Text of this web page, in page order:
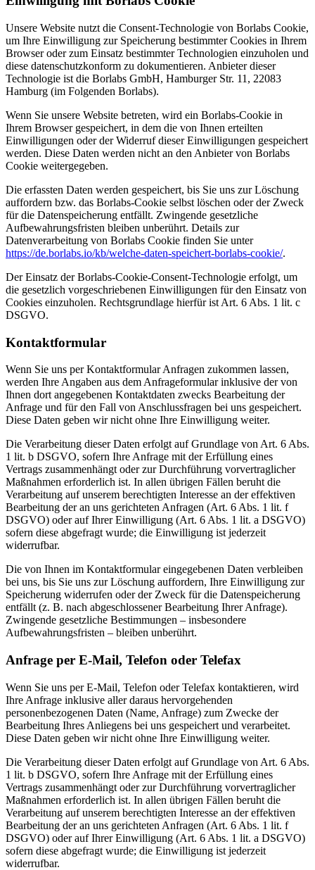
Unsere Website nutzt die Consent-Technologie von Borlabs Cookie,
um Ihre Einwilligung zur Speicherung bestimmter Cookies in Ihrem
Browser oder zum Einsatz bestimmter Technologien einzuholen und
diese datenschutzkonform zu dokumentieren. Anbieter dieser
Technologie ist die Borlabs GmbH, Hamburger Str. 11, 22083
Hamburg (im Folgenden Borlabs).
Wenn Sie unsere Website betreten, wird ein Borlabs-Cookie in
Ihrem Browser gespeichert, in dem die von Ihnen erteilten
Einwilligungen oder der Widerruf dieser Einwilligungen gespeichert
werden. Diese Daten werden nicht an den Anbieter von Borlabs
Cookie weitergegeben.
Die erfassten Daten werden gespeichert, bis Sie uns zur Löschung
auffordern bzw. das Borlabs-Cookie selbst löschen oder der Zweck
für die Datenspeicherung entfällt. Zwingende gesetzliche
Aufbewahrungsfristen bleiben unberührt. Details zur
Datenverarbeitung von Borlabs Cookie finden Sie unter
https://de.borlabs.io/kb/welche-daten-speichert-borlabs-cookie/.
Der Einsatz der Borlabs-Cookie-Consent-Technologie erfolgt, um
die gesetzlich vorgeschriebenen Einwilligungen für den Einsatz von
Cookies einzuholen. Rechtsgrundlage hierfür ist Art. 6 Abs. 1 lit. c
DSGVO.
Kontaktformular
Wenn Sie uns per Kontaktformular Anfragen zukommen lassen,
werden Ihre Angaben aus dem Anfrageformular inklusive der von
Ihnen dort angegebenen Kontaktdaten zwecks Bearbeitung der
Anfrage und für den Fall von Anschlussfragen bei uns gespeichert.
Diese Daten geben wir nicht ohne Ihre Einwilligung weiter.
Die Verarbeitung dieser Daten erfolgt auf Grundlage von Art. 6 Abs.
1 lit. b DSGVO, sofern Ihre Anfrage mit der Erfüllung eines
Vertrags zusammenhängt oder zur Durchführung vorvertraglicher
Maßnahmen erforderlich ist. In allen übrigen Fällen beruht die
Verarbeitung auf unserem berechtigten Interesse an der effektiven
Bearbeitung der an uns gerichteten Anfragen (Art. 6 Abs. 1 lit. f
DSGVO) oder auf Ihrer Einwilligung (Art. 6 Abs. 1 lit. a DSGVO)
sofern diese abgefragt wurde; die Einwilligung ist jederzeit
widerrufbar.
Die von Ihnen im Kontaktformular eingegebenen Daten verbleiben
bei uns, bis Sie uns zur Löschung auffordern, Ihre Einwilligung zur
Speicherung widerrufen oder der Zweck für die Datenspeicherung
entfällt (z. B. nach abgeschlossener Bearbeitung Ihrer Anfrage).
Zwingende gesetzliche Bestimmungen – insbesondere
Aufbewahrungsfristen – bleiben unberührt.
Anfrage per E-Mail, Telefon oder Telefax
Wenn Sie uns per E-Mail, Telefon oder Telefax kontaktieren, wird
Ihre Anfrage inklusive aller daraus hervorgehenden
personenbezogenen Daten (Name, Anfrage) zum Zwecke der
Bearbeitung Ihres Anliegens bei uns gespeichert und verarbeitet.
Diese Daten geben wir nicht ohne Ihre Einwilligung weiter.
Die Verarbeitung dieser Daten erfolgt auf Grundlage von Art. 6 Abs.
1 lit. b DSGVO, sofern Ihre Anfrage mit der Erfüllung eines
Vertrags zusammenhängt oder zur Durchführung vorvertraglicher
Maßnahmen erforderlich ist. In allen übrigen Fällen beruht die
Verarbeitung auf unserem berechtigten Interesse an der effektiven
Bearbeitung der an uns gerichteten Anfragen (Art. 6 Abs. 1 lit. f
DSGVO) oder auf Ihrer Einwilligung (Art. 6 Abs. 1 lit. a DSGVO)
sofern diese abgefragt wurde; die Einwilligung ist jederzeit
widerrufbar.